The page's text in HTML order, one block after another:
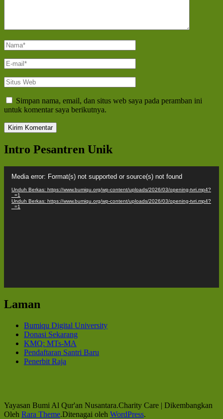
Nama*
E-
mail*
Situs
Web
Simpan nama, email, dan situs web saya pada peramban ini
untuk komentar saya berikutnya.
Intro Pesantren Unik
Video
Media error: Format(s) not supported or source(s) not found
Unduh Berkas: https://www.bumiqu.org/wp-content/uploads/2026/03/opening-tvri.mp4?
_=1
Unduh Berkas: https://www.bumiqu.org/wp-content/uploads/2026/03/opening-tvri.mp4?
_=1
Laman
Bumiqu Digital University
Donasi Sekarang
KMQ: MTs-MA
Pendaftaran Santri Baru
Penerbit Raja
Yayasan Bumi Al Qur'an Nusantara.Charity Care | Dikembangkan
Oleh Rara Theme.Ditenagai oleh WordPress.